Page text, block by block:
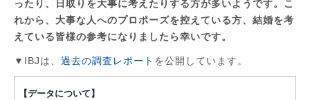
ったり、日取りを大事に考えたりする方が多いようです。こ
れから、大事な人へのプロポーズを控えている方、結婚を考
えている皆様の参考になりましたら幸いです。
▼IBJは、 過去の調査レポート を公開しています。
【データについて】